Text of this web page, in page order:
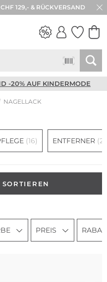
129,- & RÜCKVERSAND
-20% AUF KINDERMODE
NAGELLACK
(16) ENTFERNER (2)
PREIS